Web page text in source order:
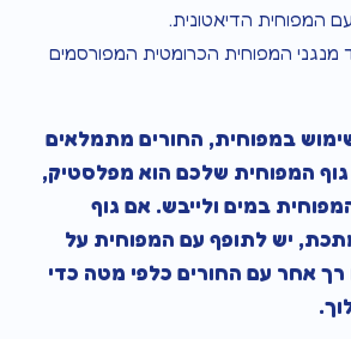
המפוחית הדיאטונית.
מנגני המפוחית הכרומטית המפורסמים
במפוחית, החורים מתמלאים
המפוחית שלכם הוא מפלסטיק,
במים ולייבש. אם גוף
יש לתופף עם המפוחית על
אחר עם החורים כלפי מטה כדי